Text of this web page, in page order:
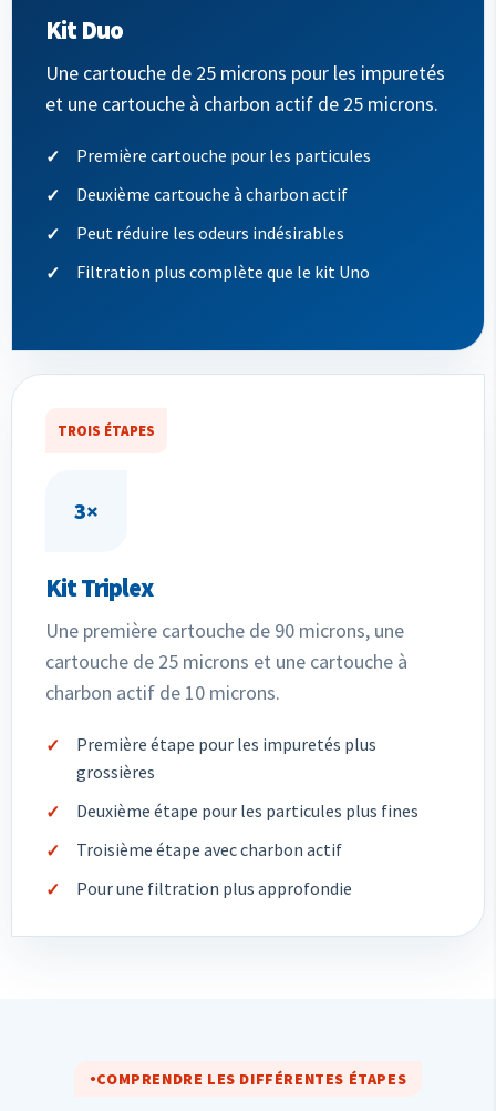
Kit Duo
Une cartouche de 25 microns pour les impuretés
et une cartouche à charbon actif de 25 microns.
Première cartouche pour les particules
Deuxième cartouche à charbon actif
Peut réduire les odeurs indésirables
Filtration plus complète que le kit Uno
TROIS ÉTAPES
3×
Kit Triplex
Une première cartouche de 90 microns, une
cartouche de 25 microns et une cartouche à
charbon actif de 10 microns.
Première étape pour les impuretés plus
grossières
Deuxième étape pour les particules plus fines
Troisième étape avec charbon actif
Pour une filtration plus approfondie
COMPRENDRE LES DIFFÉRENTES ÉTAPES